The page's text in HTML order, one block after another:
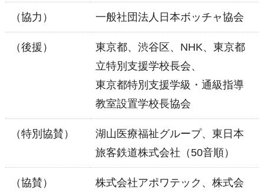
（協力） 一般社団法人日本ボッチャ協会
（後援）
東京都、渋谷区、NHK、東京都
立特別支援学校長会、
東京都特別支援学級・通級指導
教室設置学校長協会
（特別協賛）
湖山医療福祉グループ、東日本
旅客鉄道株式会社（50音順）
（協賛）
株式会社アポワテック、株式会